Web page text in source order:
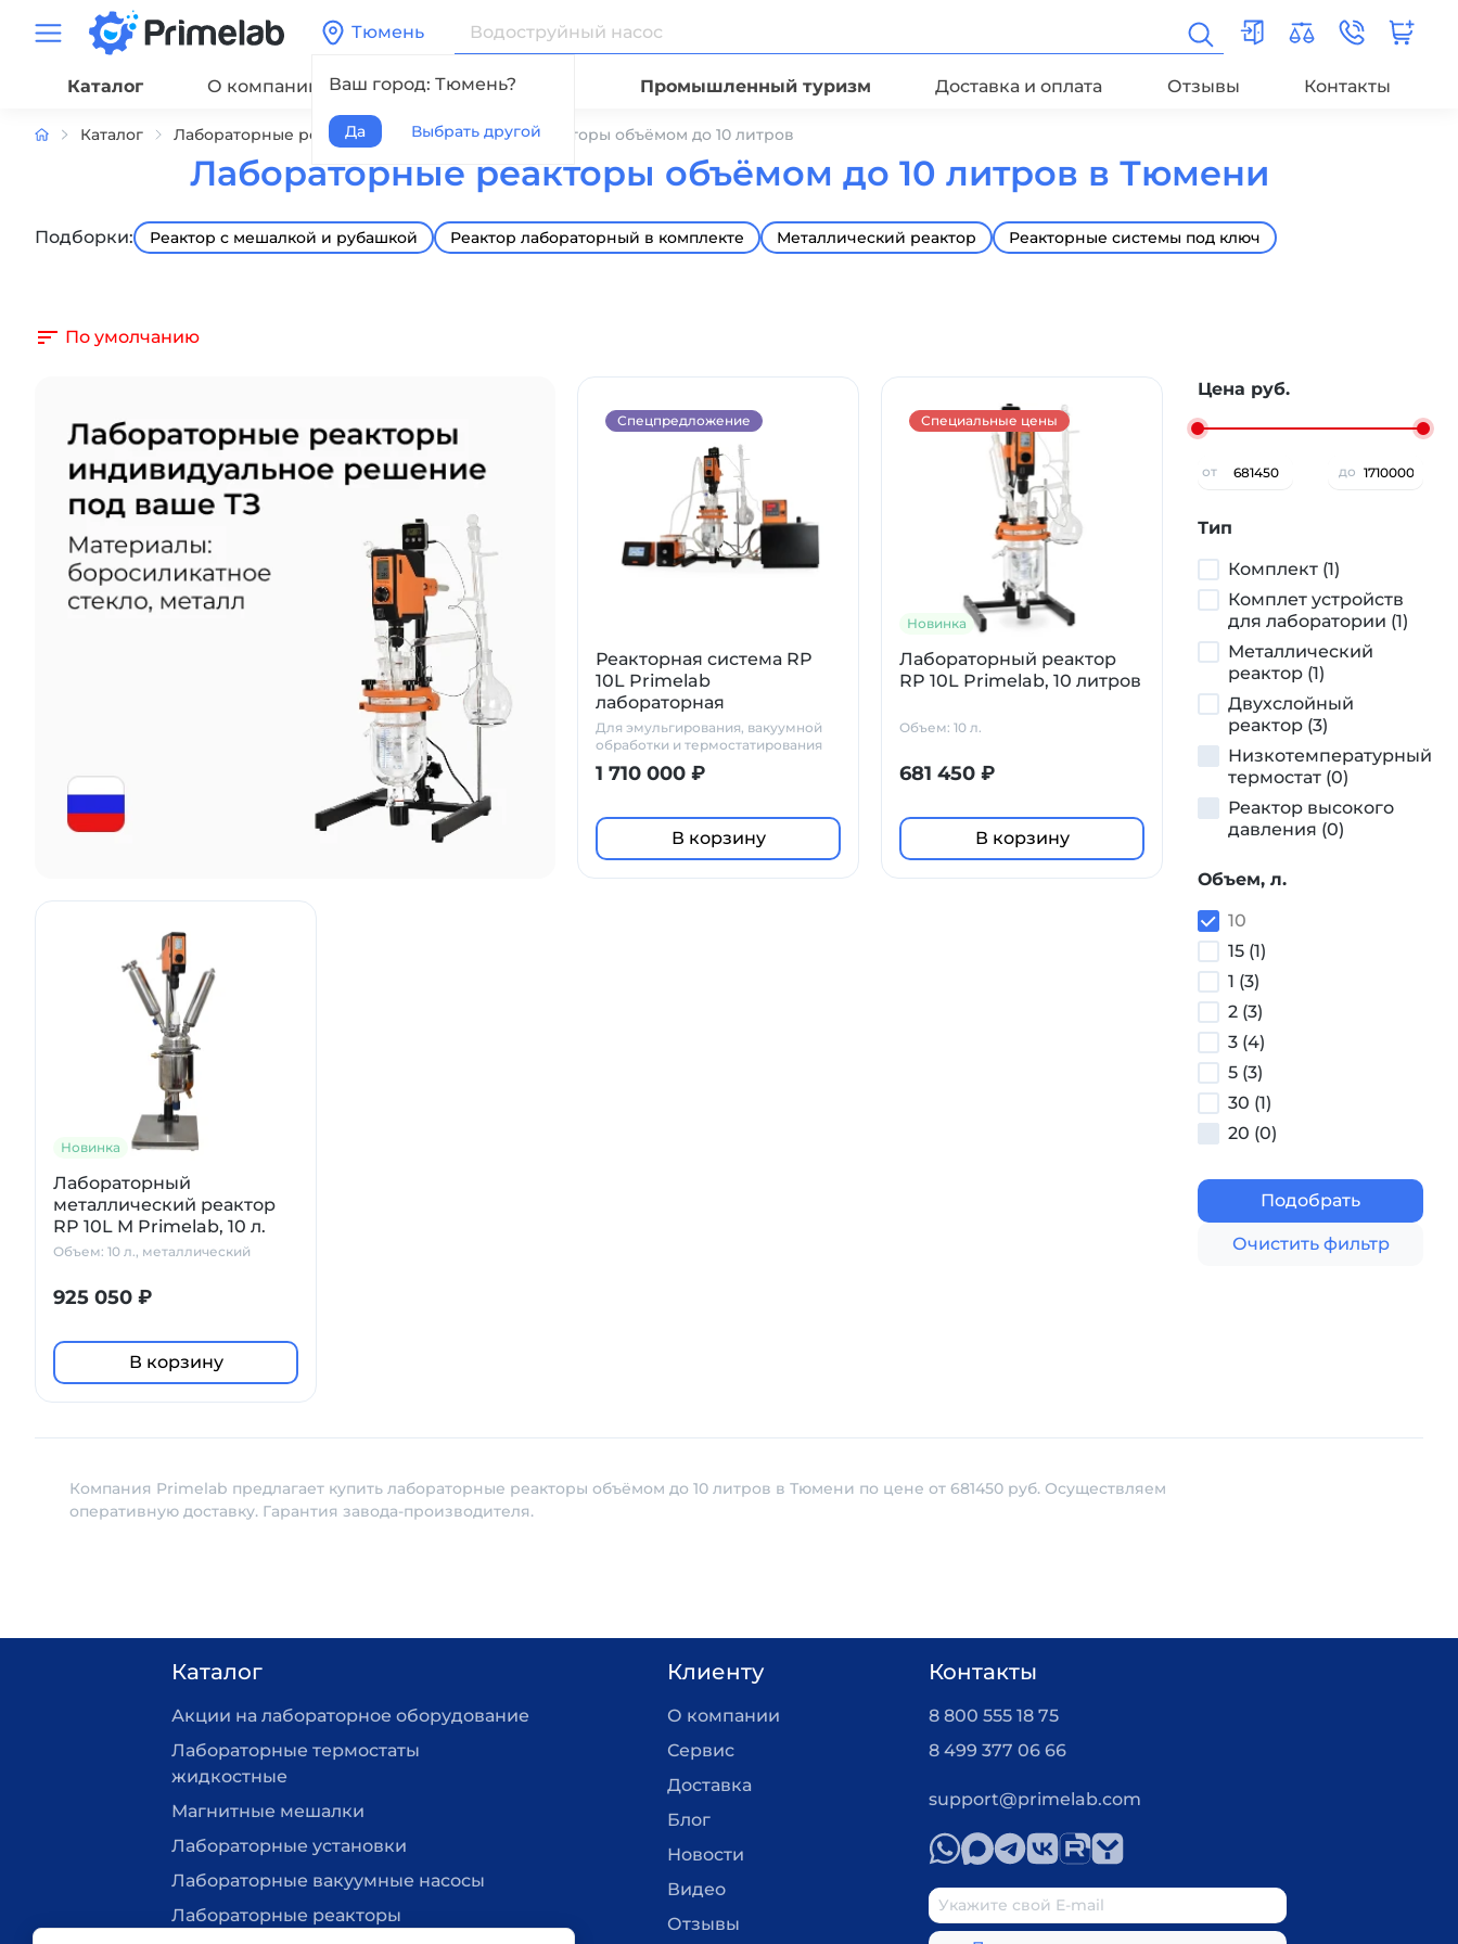
Тюмень
Ваш город: Тюмень?
Да Выбрать другой
Каталог О компании Сервис Промышленный туризм Доставка и оплата Отзывы Контакты
Каталог Лабораторные реакторы Лабораторные реакторы объёмом до 10 литров
Лабораторные реакторы объёмом до 10 литров в Тюмени
Подборки: Реактор с мешалкой и рубашкой Реактор лабораторный в комплекте Металлический реактор Реакторные системы под ключ
По умолчанию
Реакторная система RP
10L Primelab
лабораторная
Для эмульгирования, вакуумной
обработки и термостатирования
1 710 000 ₽
В корзину
Спецпредложение
Новинка
Лабораторный реактор
RP 10L Primelab, 10 литров
Объем: 10 л.
681 450 ₽
В корзину
Специальные цены
Новинка
Лабораторный
металлический реактор
RP 10L M Primelab, 10 л.
Объем: 10 л., металлический
925 050 ₽
В корзину
Цена руб.
от до
Тип
Комплект (1)
Комплет устройств
для лаборатории (1)
Металлический
реактор (1)
Двухслойный
реактор (3)
Низкотемпературный
термостат (0)
Реактор высокого
давления (0)
Объем, л.
10
15 (1)
1 (3)
2 (3)
3 (4)
5 (3)
30 (1)
20 (0)
Подобрать
Очистить фильтр
Компания Primelab предлагает купить лабораторные реакторы объёмом до 10 литров в Тюмени по цене от 681450 руб. Осуществляем
оперативную доставку. Гарантия завода-производителя.
Каталог
Акции на лабораторное оборудование
Лабораторные термостаты
жидкостные
Магнитные мешалки
Лабораторные установки
Лабораторные вакуумные насосы
Лабораторные реакторы
Клиенту
О компании
Сервис
Доставка
Блог
Новости
Видео
Отзывы
Контакты
8 800 555 18 75
8 499 377 06 66
support@primelab.com